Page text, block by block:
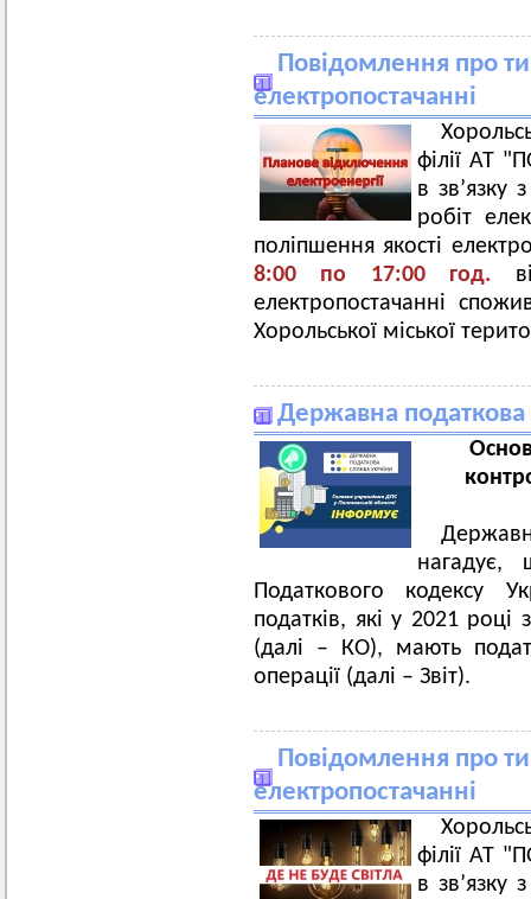
Повідомлення про
електропостачанні
філії АТ
в зв’язку
робіт
поліпшення якості
8:00 по 17:00 год.
електропостачанні
Хорольської міської
Державна
Податкового кодексу
податків, які у 2021 році
(далі – КО), мають
операції (далі – Звіт).
Повідомлення про
електропостачанні
філії АТ
в зв’язку